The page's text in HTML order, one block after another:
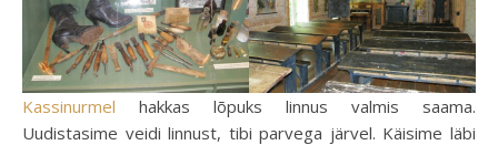
Kassinurmel hakkas lõpuks linnus valmis saama.
Uudistasime veidi linnust, tibi parvega järvel. Käisime läbi